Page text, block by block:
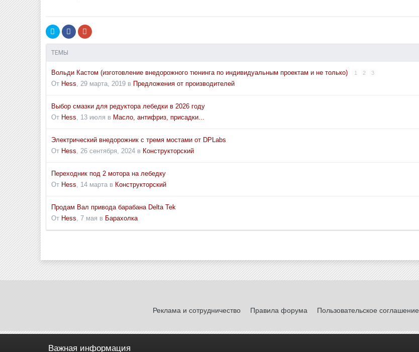
ТЕМЫ
Вольди Кастом (изготовление внедорожного тюнинга по индивидуальным проектам и не только) 1 2 3
От Hess, 29 марта, 2019в Предложения от производителей
Выбор смазки для редуктора лебедки в 2026 году
От Hess, 13 июля в Масло, антифриз, присадки...
Электрический внедорожник с тремя мостами от DPLabs
От Hess, 26 сентября, 2024в Конструкторский
Переходник под 2 мотора на лебедку
От Hess, 14 мартав Конструкторский
Продам Вал привода барабана Delta Tek
От Hess, 7 мая в Барахолка
Реклама и сотрудничество Правила форума Пользовательское соглашение
Важная информация